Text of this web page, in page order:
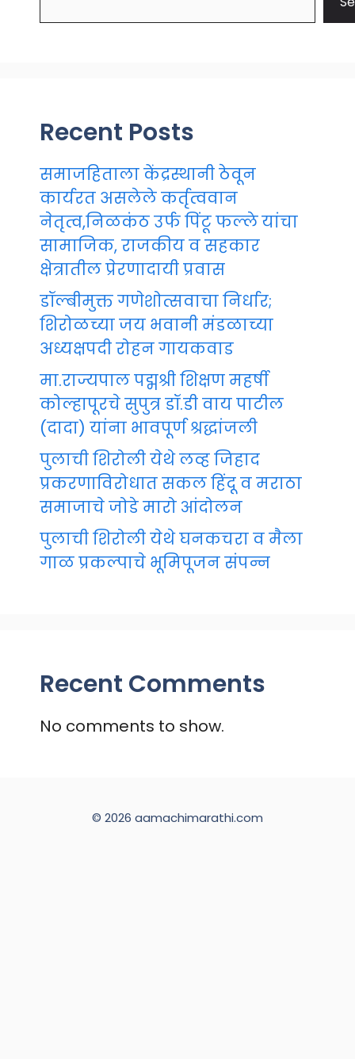
Recent Posts
समाजहिताला केंद्रस्थानी ठेवून
कार्यरत असलेले कर्तृत्ववान
नेतृत्व,निळकंठ उर्फ पिंटू फल्ले यांचा
सामाजिक, राजकीय व सहकार
क्षेत्रातील प्रेरणादायी प्रवास
डॉल्बीमुक्त गणेशोत्सवाचा निर्धार;
शिरोळच्या जय भवानी मंडळाच्या
अध्यक्षपदी रोहन गायकवाड
मा.राज्यपाल पद्मश्री शिक्षण महर्षी
कोल्हापूरचे सुपुत्र डॉ.डी वाय पाटील
(दादा) यांना भावपूर्ण श्रद्धांजली
पुलाची शिरोली येथे लव्ह जिहाद
प्रकरणाविरोधात सकल हिंदू व मराठा
समाजाचे जोडे मारो आंदोलन
पुलाची शिरोली येथे घनकचरा व मैला
गाळ प्रकल्पाचे भूमिपूजन संपन्न
Recent Comments
No comments to show.
© 2026 aamachimarathi.com